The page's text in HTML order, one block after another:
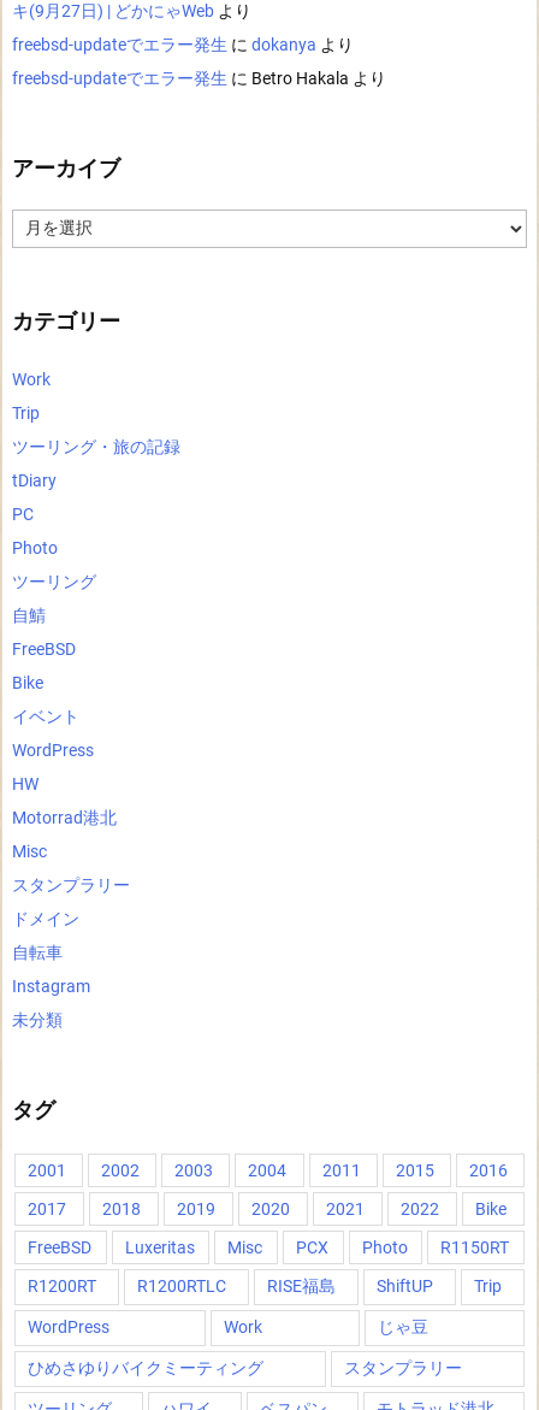
キ(9月27日) | どかにゃWeb より
freebsd-updateでエラー発生 に dokanya より
freebsd-updateでエラー発生 に Betro Hakala より
アーカイブ
ー
カテゴリー
Work
Trip
ツーリング・旅の記録
tDiary
PC
Photo
ツーリング
自鯖
FreeBSD
Bike
イベント
WordPress
HW
Motorrad港北
Misc
スタンプラリー
ドメイン
自転車
Instagram
未分類
タグ
2001 2002 2003 2004 2011 2015
2016
2017
2018 2019 2020 2021 2022
Bike
FreeBSD
Luxeritas Misc PCX Photo
R1150RT
R1200RT
R1200RTLC RISE福島 ShiftUP Trip
WordPress Work じゃ豆
ひめさゆりバイクミーティング スタンプラリー